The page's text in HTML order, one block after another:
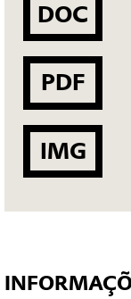
DOC
PDF
IMG